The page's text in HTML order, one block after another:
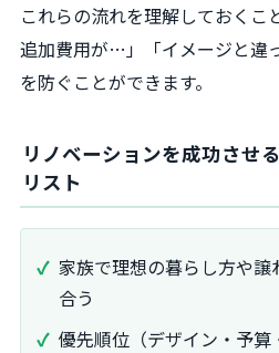
これらの流れを理解しておくこ
追加費用が…」「イメージと違
を防ぐことができます。
リノベーションを成功させ
リスト
家族で理想の暮らし方や譲
合う
優先順位（デザイン・予